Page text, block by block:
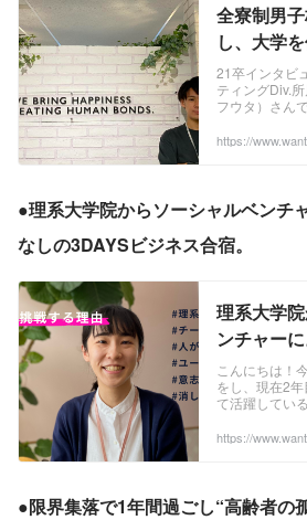
全寮制男
し、大学
周。「よ
う」覚悟
風太さん |
ーBlog
21卒インタビ
ティングDiv.
フウタ）さん
性を高めると
https://
ost_articles/
●理系大学院からソーシャルベンチ
なしの3DAYSビジネス合宿。
理系大学
ンチャー
しの
新卒社員
こんにちは！
をし、現在2
て活躍してい
か一緒に仕事
https://
ost_articles/
●限界集落で1年間過ごし“高齢者の